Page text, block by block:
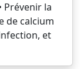
Prévenir la
de calcium
et